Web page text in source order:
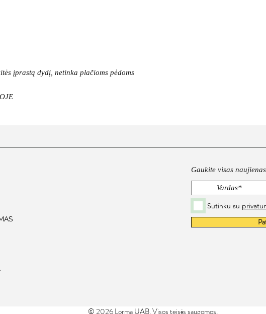
įprastą dydį, netinka plačioms pėdoms
Gaukite visas
Sutinku su
© 2026 Lorma UAB. Visos teisės saugomos.